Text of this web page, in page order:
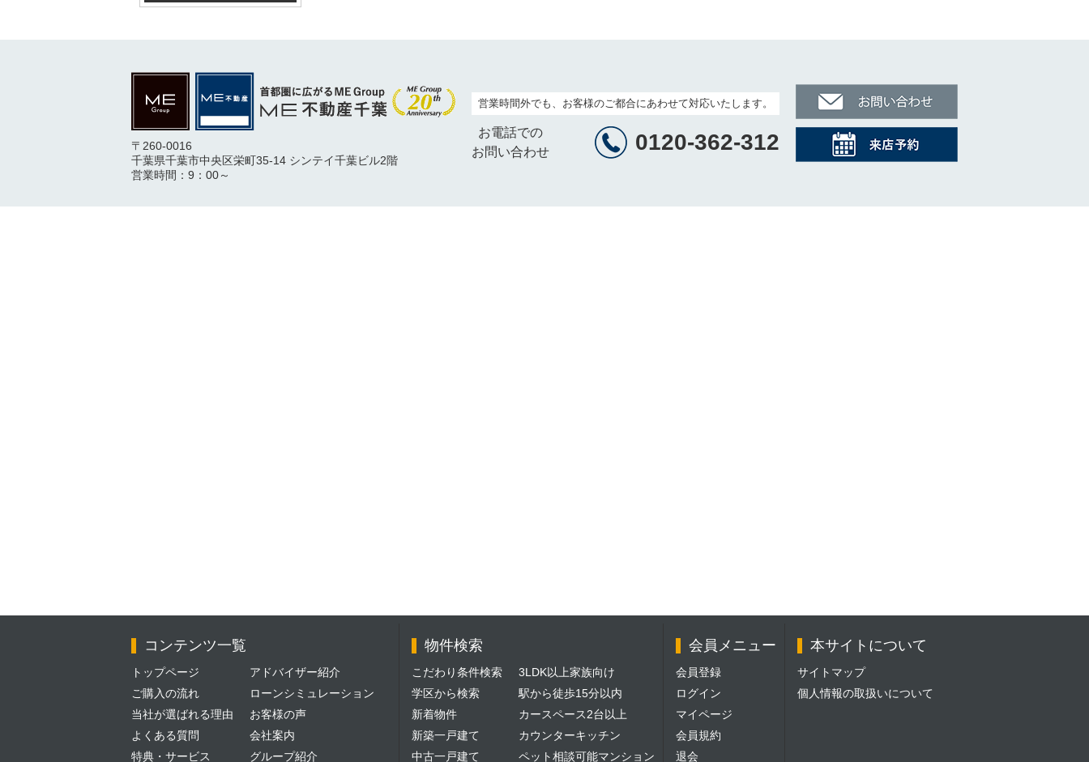
〒260-0016
千葉県千葉市中央区栄町35-14 シンテイ千葉ビル2階
営業時間：9：00～
営業時間外でも、お客様のご都合にあわせて対応いたします。
お電話での
お問い合わせ
0120-362-312
コンテンツ一覧
トップページ
ご購入の流れ
当社が選ばれる理由
よくある質問
特典・サービス
アドバイザー紹介
ローンシミュレーション
お客様の声
会社案内
グループ紹介
物件検索
こだわり条件検索
学区から検索
新着物件
新築一戸建て
中古一戸建て
3LDK以上家族向け
駅から徒歩15分以内
カースペース2台以上
カウンターキッチン
ペット相談可能マンション
会員メニュー
会員登録
ログイン
マイページ
会員規約
退会
本サイトについて
サイトマップ
個人情報の取扱いについて